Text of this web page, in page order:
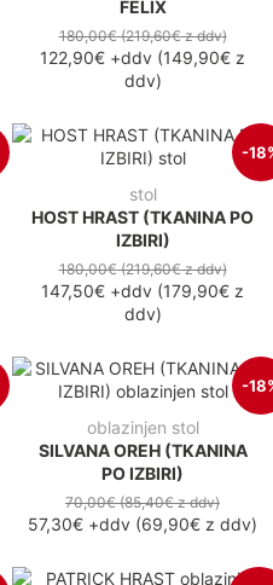
FELIX
180,00€(219,60€z ddv)
122,90€ +ddv (149,90€ z
ddv)
-
stol
HOST HRAST (TKANINA PO
IZBIRI)
180,00€(219,60€z ddv)
147,50€ +ddv (179,90€ z
ddv)
-
oblazinjen stol
SILVANA OREH (TKANINA
PO IZBIRI)
70,00€(85,40€z ddv)
57,30€ +ddv (69,90€ z ddv)